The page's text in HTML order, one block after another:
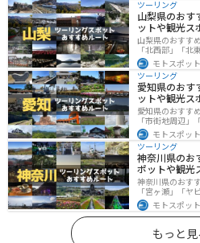
イクで栃木県に
い。
ツーリング
山梨県のおす
ットや観光ス
山梨県のおすす
「北西部」「
ート紹介します
を楽しめるスポ
ツーリングに行
モトスポット
ツーリング
愛知県のおす
ットや観光ス
愛知県のおすす
「市街地周辺
のルート紹介し
山、海、美術館
喫するツーリン
ングに行く際は
モトスポット
ツーリング
神奈川県のお
ポットや観光
神奈川県のおす
「宮ヶ瀬」「ヤ
倉」「三浦」「
す。自然豊かな
楽しめるツーリ
で神奈川県にツ
モトスポット
もっと見